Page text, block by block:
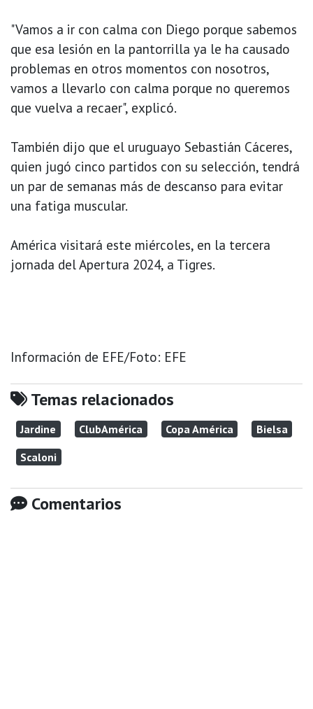
"Vamos a ir con calma con Diego porque sabemos
que esa lesión en la pantorrilla ya le ha causado
problemas en otros momentos con nosotros,
vamos a llevarlo con calma porque no queremos
que vuelva a recaer", explicó.
También dijo que el uruguayo Sebastián Cáceres,
quien jugó cinco partidos con su selección, tendrá
un par de semanas más de descanso para evitar
una fatiga muscular.
América visitará este miércoles, en la tercera
jornada del Apertura 2024, a Tigres.
Información de EFE/Foto: EFE
Temas relacionados
Jardine ClubAmérica Copa América
Bielsa
Scaloni
Comentarios